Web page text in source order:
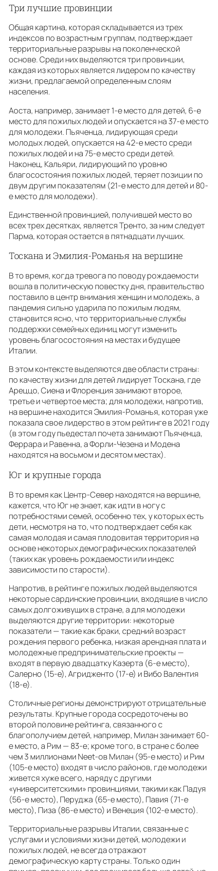
Три лучшие провинции
Общая картина, которая складывается из трех
индексов по возрастным группам, подтверждает
территориальные разрывы на поколенческой
основе. Среди них выделяются три провинции,
каждая из которых является лидером по качеству
жизни, предлагаемой определенным слоям
населения.
Аоста, например, занимает 1-е место для детей, 6-е
место для пожилых людей и опускается на 37-е место
для молодежи. Пьяченца, лидирующая среди
молодых людей, опускается на 42-е место среди
пожилых людей и на 75-е место среди детей.
Наконец, Кальяри, лидирующий по уровню
благосостояния пожилых людей, теряет позиции по
двум другим показателям (21-е место для детей и 80-
е место для молодежи).
Единственной провинцией, получившей место во
всех трех десятках, является Тренто, за ним следует
Парма, которая остается в пятнадцати лучших.
Тоскана и Эмилия-Романья на вершине
В то время, когда тревога по поводу рождаемости
вошла в политическую повестку дня, правительство
поставило в центр внимания женщин и молодежь, а
пандемия сильно ударила по пожилым людям,
становится ясно, что территориальные службы
поддержки семейных единиц могут изменить
уровень благосостояния на местах и будущее
Италии.
В этом контексте выделяются две области страны:
по качеству жизни для детей лидирует Тоскана, где
Ареццо, Сиена и Флоренция занимают второе,
третье и четвертое места; для молодежи, напротив,
на вершине находится Эмилия-Романья, которая уже
показала свое лидерство в этом рейтинге в 2021 году
(в этом году пьедестал почета занимают Пьяченца,
Феррара и Равенна, а Форли-Чезена и Модена
находятся на восьмом и десятом местах).
Юг и крупные города
В то время как Центр-Север находятся на вершине,
кажется, что Юг не знает, как идти в ногу с
потребностями семей, особенно тех, у которых есть
дети, несмотря на то, что подтверждает себя как
самая молодая и самая плодовитая территория на
основе некоторых демографических показателей
(таких как уровень рождаемости или индекс
зависимости по старости).
Напротив, в рейтинге пожилых людей выделяются
некоторые сардинские провинции, входящие в число
самых долгоживущих в стране, а для молодежи
выделяются другие территории: некоторые
показатели — такие как браки, средний возраст
рождения первого ребенка, низкая арендная плата и
молодежные предпринимательские проекты —
входят в первую двадцатку Казерта (6-е место),
Салерно (15-е), Агридженто (17-е) и Вибо Валентия
(18-е).
Столичные регионы демонстрируют отрицательные
результаты. Крупные города сосредоточены во
второй половине рейтинга, связанного с
благополучием детей, например, Милан занимает 60-
е место, а Рим — 83-е; кроме того, в стране с более
чем 3 миллионами Neet-ов Милан (95-е место) и Рим
(105-е место) входят в число районов, где молодежи
живется хуже всего, наряду с другими
«университетскими» провинциями, такими как Падуя
(56-е место), Перуджа (65-е место), Павия (71-е
место), Пиза (86-е место) и Венеция (102-е место).
Территориальные разрывы Италии, связанные с
услугами и условиями жизни детей, молодежи и
пожилых людей, не всегда отражают
демографическую карту страны. Только один